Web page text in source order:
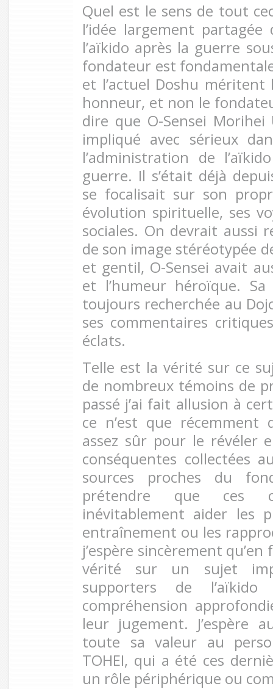
Quel est le sens de tout
l’idée largement
l’aïkido après la guerre
fondateur est
et l’actuel Doshu
honneur, et non le
dire que O-Sensei Morihei
impliqué avec sérieux
l’administration de
guerre. Il s’était déjà
se focalisait sur son
évolution spirituelle, ses
sociales. On devrait aussi
de son image stéréotypée
et gentil, O-Sensei avait
et l’humeur héroïque. Sa
toujours recherchée au
ses commentaires
éclats.
Telle est la vérité sur ce
de nombreux témoins de
passé j’ai fait allusion à
ce n’est que
assez sûr pour le révéler
conséquentes collectées
sources proches du
prétendre que ces
inévitablement aider les
entraînement ou les
j’espère sincèrement
vérité sur un sujet
supporters de
compréhension
leur jugement. J’espère
toute sa valeur au
TOHEI, qui a été ces
un rôle périphérique ou